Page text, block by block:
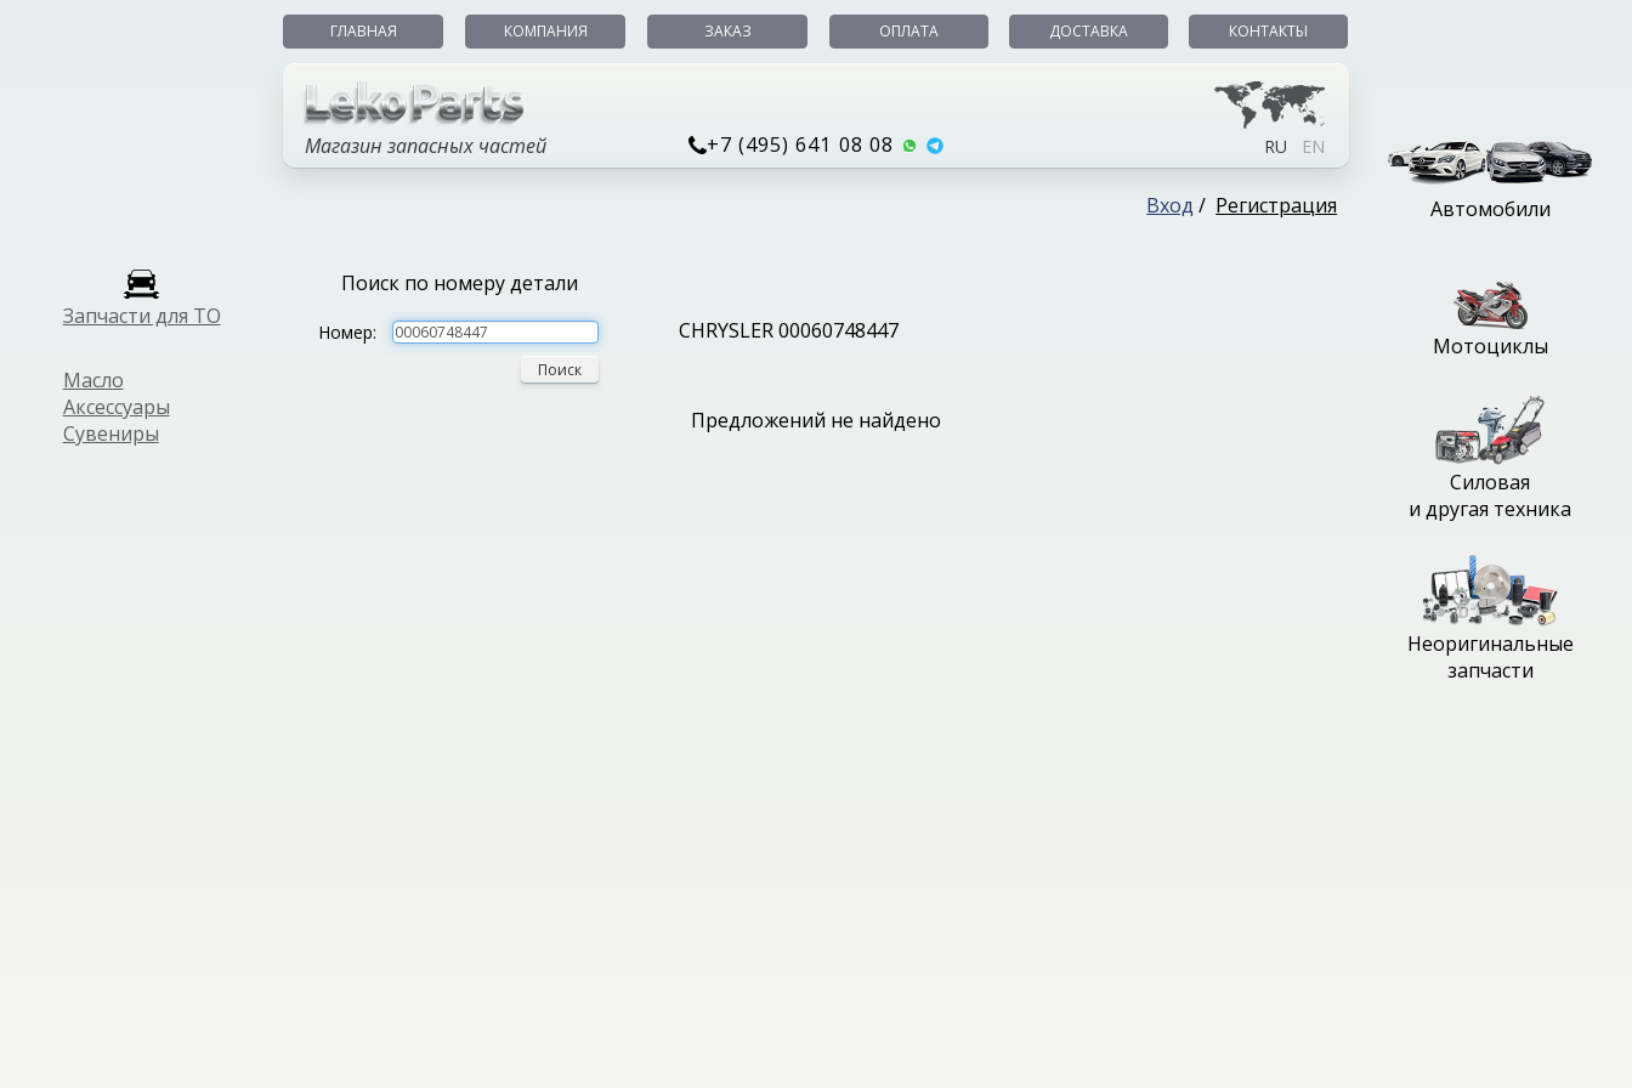
Запчасти для ТО
Масло
Аксессуары
Сувениры
ГЛАВНАЯ КОМПАНИЯ ЗАКАЗ ОПЛАТА ДОСТАВКА КОНТАКТЫ
Магазин запасных частей +7 (495) 641 08 08 RU EN
Вход / Регистрация
Поиск по номеру детали
Номер:
Поиск
CHRYSLER 00060748447
Предложений не найдено
Автомобили
Мотоциклы
Силовая
и другая техника
Неоригинальные
запчасти